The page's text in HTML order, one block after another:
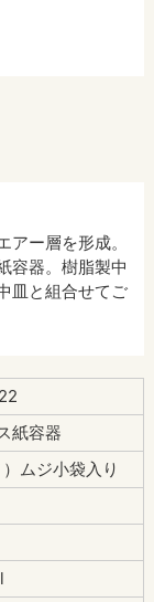
ー層を形成。
容器。樹脂製中
皿と組合せてご
紙容器
ムジ小袋入り